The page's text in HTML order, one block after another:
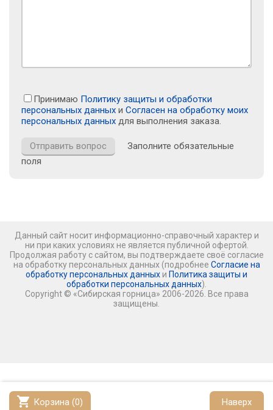
shopping_cart Корзина (0) Наверх
Принимаю Политику защиты и обработки
персональных данных и Согласен на обработку моих
персональных данных для выполнения заказа.
Заполните обязательные
поля
Данный сайт носит информационно-справочный характер и
ни при каких условиях не является публичной офертой.
Продолжая работу с сайтом, вы подтверждаете своё согласие
на обработку персональных данных (подробнее Согласие на
обработку персональных данных и Политика защиты и
обработки персональных данных).
Copyright © «Сибирская горница» 2006-2026. Все права
защищены.